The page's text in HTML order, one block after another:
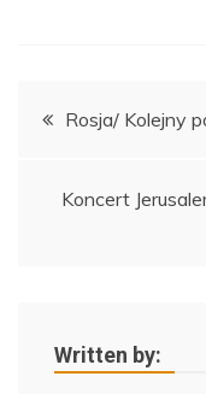
Nawigacja
Rosja/ Kolejny
Koncert
Written by: